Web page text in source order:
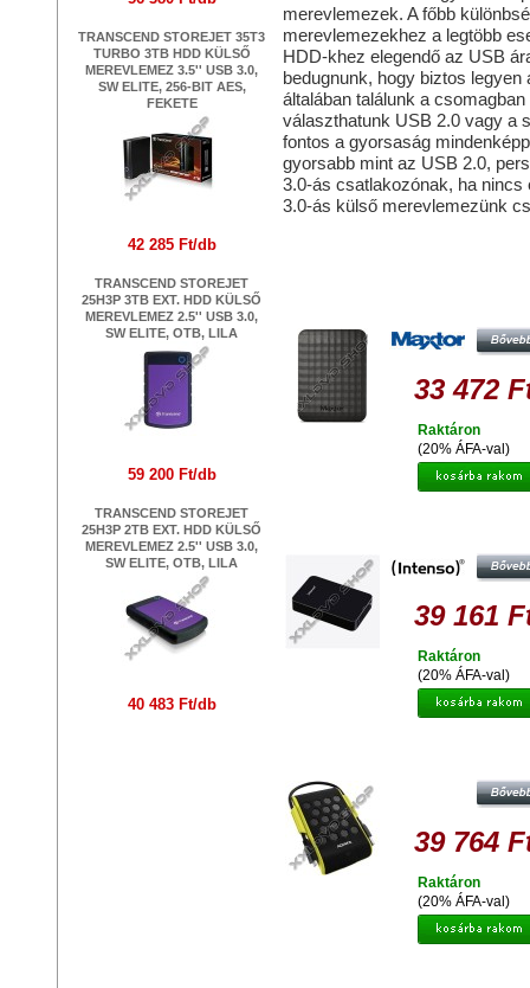
TRANSCEND STOREJET 35T3
TURBO 3TB HDD KÜLSŐ
MEREVLEMEZ 3.5'' USB 3.0,
SW ELITE, 256-BIT AES,
FEKETE
42 285 Ft/db
TRANSCEND STOREJET
25H3P 3TB EXT. HDD KÜLSŐ
MEREVLEMEZ 2.5'' USB 3.0,
SW ELITE, OTB, LILA
59 200 Ft/db
TRANSCEND STOREJET
25H3P 2TB EXT. HDD KÜLSŐ
MEREVLEMEZ 2.5'' USB 3.0,
SW ELITE, OTB, LILA
40 483 Ft/db
merevlemezek. A főbb
merevlemezekhez a legtöbb
HDD-khez elegendő az USB
bedugnunk, hogy biztos
általában találunk a
választhatunk USB 2.0 vagy a
fontos a gyorsaság
gyorsabb mint az USB 2.0,
3.0-ás csatlakozónak, ha
3.0-ás külső merevlemezünk
33 472
(20% ÁFA-val)
Raktáron
39 161
(20% ÁFA-val)
Raktáron
MEREVLEMEZ, USB 3.0 ZÖLD
39 764
(20% ÁFA-val)
Raktáron